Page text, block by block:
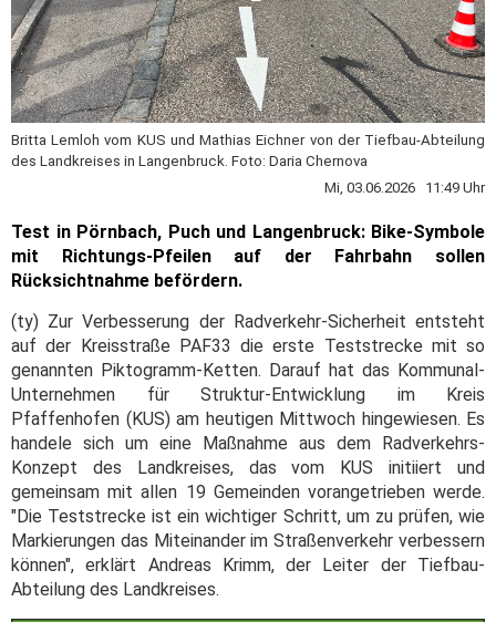
Britta Lemloh vom KUS und Mathias Eichner von der Tiefbau-Abteilung
des Landkreises in Langenbruck. Foto: Daria Chernova
Mi, 03.06.2026 11:49 Uhr
Test in Pörnbach, Puch und Langenbruck: Bike-Symbole
mit Richtungs-Pfeilen auf der Fahrbahn sollen
Rücksichtnahme befördern.
(ty) Zur Verbesserung der Radverkehr-Sicherheit entsteht
auf der Kreisstraße PAF33 die erste Teststrecke mit so
genannten Piktogramm-Ketten. Darauf hat das Kommunal-
Unternehmen für Struktur-Entwicklung im Kreis
Pfaffenhofen (KUS) am heutigen Mittwoch hingewiesen. Es
handele sich um eine Maßnahme aus dem Radverkehrs-
Konzept des Landkreises, das vom KUS initiiert und
gemeinsam mit allen 19 Gemeinden vorangetrieben werde.
"Die Teststrecke ist ein wichtiger Schritt, um zu prüfen, wie
Markierungen das Miteinander im Straßenverkehr verbessern
können", erklärt Andreas Krimm, der Leiter der Tiefbau-
Abteilung des Landkreises.